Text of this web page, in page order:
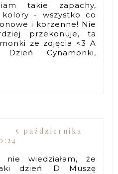
takie zapachy,
kolory - wszystko co
i korzenne! Nie
przekonuje, ta
ze zdjęcia <3 A
Cynamonki,
5 października
nie wiedziałam, że
dzień :D Muszę